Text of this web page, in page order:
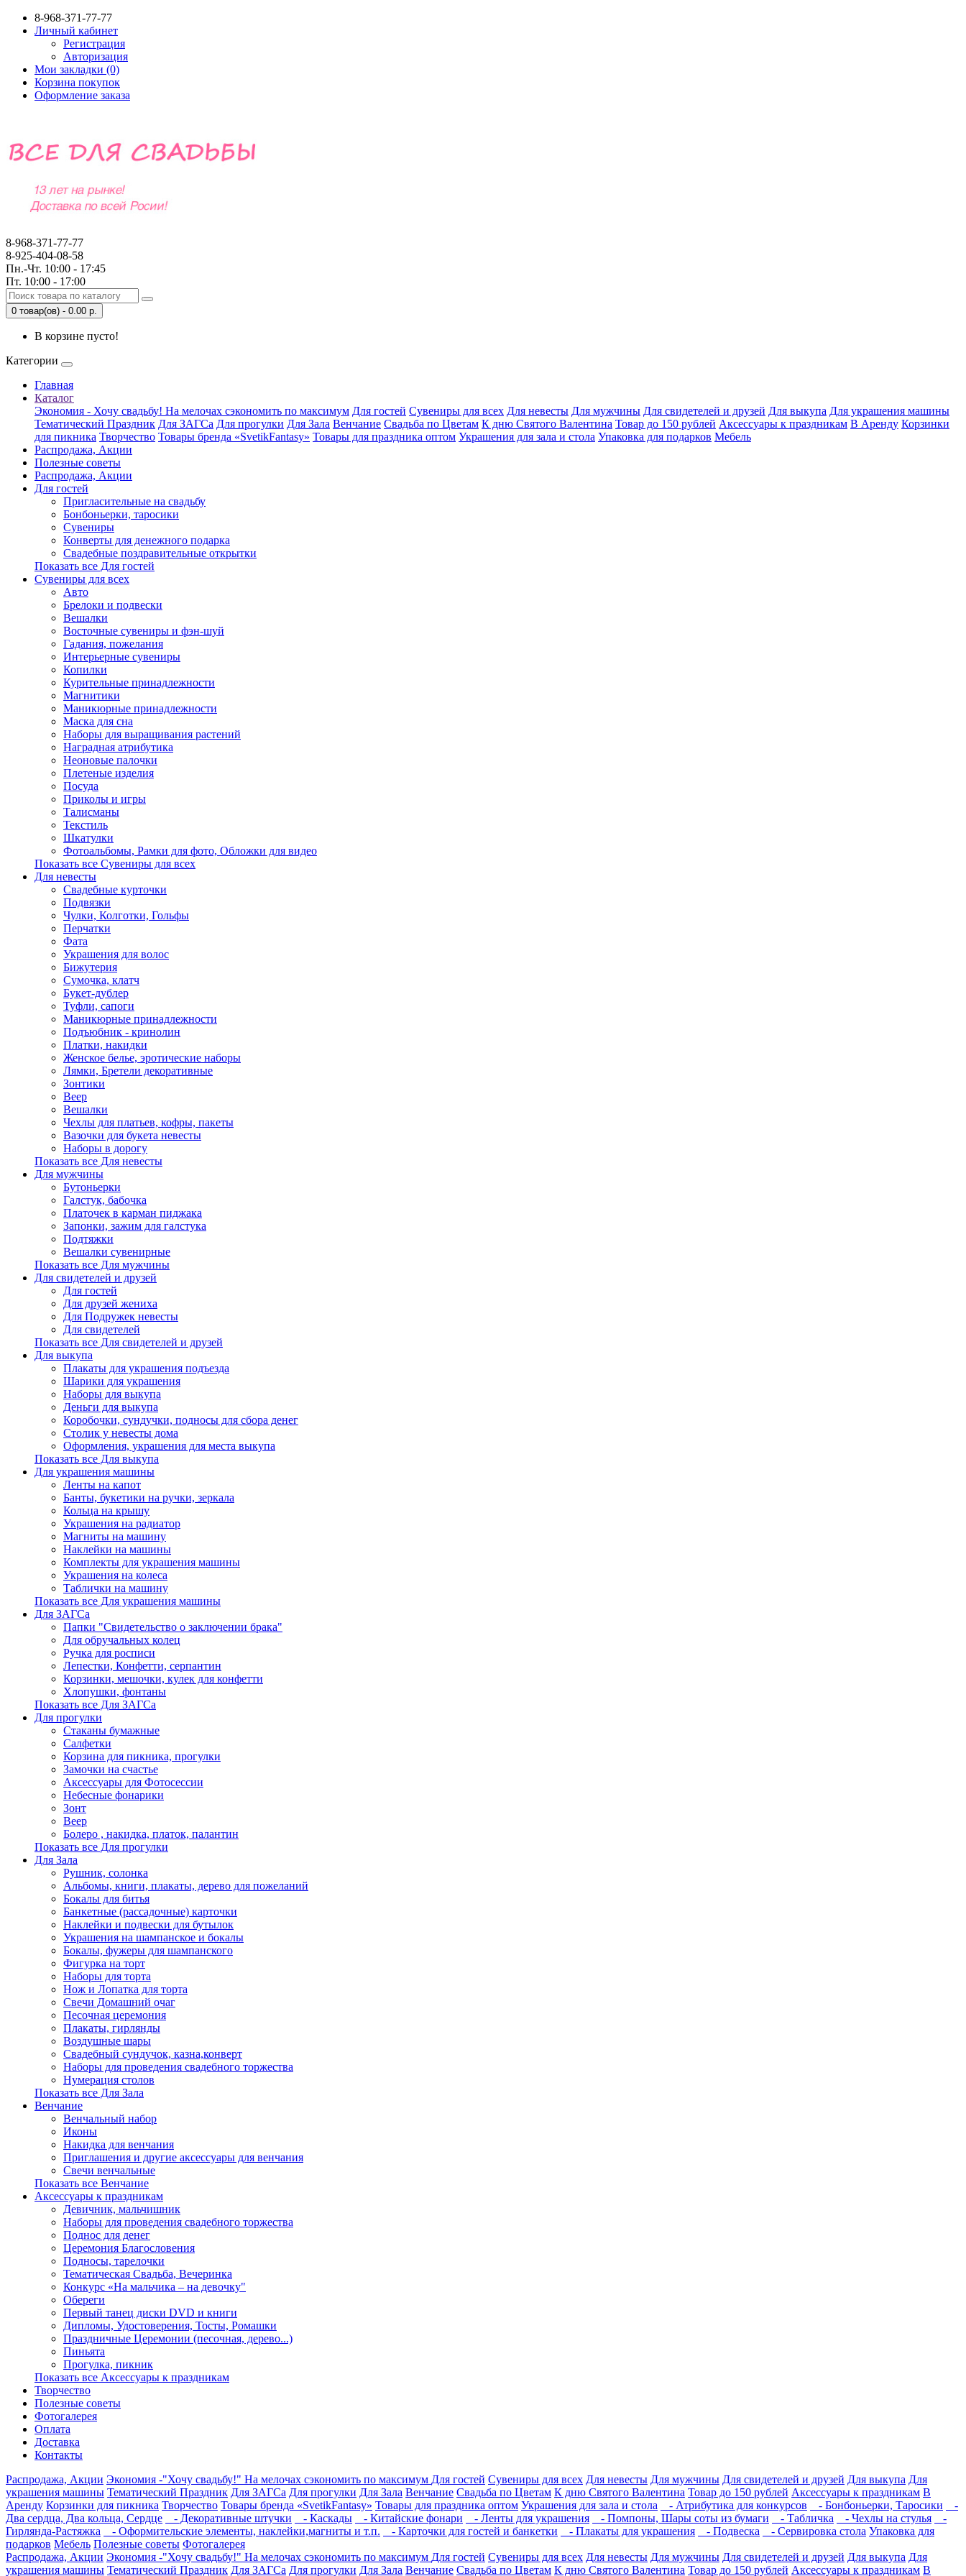
8-968-371-77-77
Личный кабинет
Регистрация
Авторизация
Мои закладки (0)
Корзина покупок
Оформление заказа
8-968-371-77-77
8-925-404-08-58
Пн.-Чт. 10:00 - 17:45
Пт. 10:00 - 17:00
0 товар(ов) - 0.00 р.
В корзине пусто!
Категории
Главная
Каталог
Экономия - Хочу свадьбу! На мелочах сэкономить по максимум Для гостей Сувениры для всех Для невесты Для мужчины Для свидетелей и друзей Для выкупа Для украшения машины
Тематический Праздник Для ЗАГСа Для прогулки Для Зала Венчание Свадьба по Цветам К дню Святого Валентина Товар до 150 рублей Аксессуары к праздникам В Аренду Корзинки
для пикника Творчество Товары бренда «SvetikFantasy» Товары для праздника оптом Украшения для зала и стола Упаковка для подарков Мебель
Распродажа, Акции
Полезные советы
Распродажа, Акции
Для гостей
Пригласительные на свадьбу
Бонбоньерки, таросики
Сувениры
Конверты для денежного подарка
Свадебные поздравительные открытки
Показать все Для гостей
Сувениры для всех
Авто
Брелоки и подвески
Вешалки
Восточные сувениры и фэн-шуй
Гадания, пожелания
Интерьерные сувениры
Копилки
Курительные принадлежности
Магнитики
Маникюрные принадлежности
Маска для сна
Наборы для выращивания растений
Наградная атрибутика
Неоновые палочки
Плетеные изделия
Посуда
Приколы и игры
Талисманы
Текстиль
Шкатулки
Фотоальбомы, Рамки для фото, Обложки для видео
Показать все Сувениры для всех
Для невесты
Свадебные курточки
Подвязки
Чулки, Колготки, Гольфы
Перчатки
Фата
Украшения для волос
Бижутерия
Сумочка, клатч
Букет-дублер
Туфли, сапоги
Маникюрные принадлежности
Подъюбник - кринолин
Платки, накидки
Женское белье, эротические наборы
Лямки, Бретели декоративные
Зонтики
Веер
Вешалки
Чехлы для платьев, кофры, пакеты
Вазочки для букета невесты
Наборы в дорогу
Показать все Для невесты
Для мужчины
Бутоньерки
Галстук, бабочка
Платочек в карман пиджака
Запонки, зажим для галстука
Подтяжки
Вешалки сувенирные
Показать все Для мужчины
Для свидетелей и друзей
Для гостей
Для друзей жениха
Для Подружек невесты
Для свидетелей
Показать все Для свидетелей и друзей
Для выкупа
Плакаты для украшения подъезда
Шарики для украшения
Наборы для выкупа
Деньги для выкупа
Коробочки, сундучки, подносы для сбора денег
Столик у невесты дома
Оформления, украшения для места выкупа
Показать все Для выкупа
Для украшения машины
Ленты на капот
Банты, букетики на ручки, зеркала
Кольца на крышу
Украшения на радиатор
Магниты на машину
Наклейки на машины
Комплекты для украшения машины
Украшения на колеса
Таблички на машину
Показать все Для украшения машины
Для ЗАГСа
Папки "Свидетельство о заключении брака"
Для обручальных колец
Ручка для росписи
Лепестки, Конфетти, серпантин
Корзинки, мешочки, кулек для конфетти
Хлопушки, фонтаны
Показать все Для ЗАГСа
Для прогулки
Стаканы бумажные
Салфетки
Корзина для пикника, прогулки
Замочки на счастье
Аксессуары для Фотосессии
Небесные фонарики
Зонт
Веер
Болеро , накидка, платок, палантин
Показать все Для прогулки
Для Зала
Рушник, солонка
Альбомы, книги, плакаты, дерево для пожеланий
Бокалы для битья
Банкетные (рассадочные) карточки
Наклейки и подвески для бутылок
Украшения на шампанское и бокалы
Бокалы, фужеры для шампанского
Фигурка на торт
Наборы для торта
Нож и Лопатка для торта
Свечи Домашний очаг
Песочная церемония
Плакаты, гирлянды
Воздушные шары
Свадебный сундучок, казна,конверт
Наборы для проведения свадебного торжества
Нумерация столов
Показать все Для Зала
Венчание
Венчальный набор
Иконы
Накидка для венчания
Приглашения и другие аксессуары для венчания
Свечи венчальные
Показать все Венчание
Аксессуары к праздникам
Девичник, мальчишник
Наборы для проведения свадебного торжества
Поднос для денег
Церемония Благословения
Подносы, тарелочки
Тематическая Свадьба, Вечеринка
Конкурс «На мальчика – на девочку"
Обереги
Первый танец диски DVD и книги
Дипломы, Удостоверения, Тосты, Ромашки
Праздничные Церемонии (песочная, дерево...)
Пиньята
Прогулка, пикник
Показать все Аксессуары к праздникам
Творчество
Полезные советы
Фотогалерея
Оплата
Доставка
Контакты
Распродажа, Акции Экономия -"Хочу свадьбу!" На мелочах сэкономить по максимум Для гостей Сувениры для всех Для невесты Для мужчины Для свидетелей и друзей Для выкупа Для
украшения машины Тематический Праздник Для ЗАГСа Для прогулки Для Зала Венчание Свадьба по Цветам К дню Святого Валентина Товар до 150 рублей Аксессуары к праздникам В
Аренду Корзинки для пикника Творчество Товары бренда «SvetikFantasy» Товары для праздника оптом Украшения для зала и стола - Атрибутика для конкурсов - Бонбоньерки, Таросики
-
Два сердца, Два кольца, Сердце
- Декоративные штучки - Каскады - Китайские фонари - Ленты для украшения - Помпоны, Шары соты из бумаги - Табличка - Чехлы на стулья
-
Гирлянда-Растяжка
- Оформительские элементы, наклейки,магниты и т.п. - Карточки для гостей и банкетки - Плакаты для украшения - Подвеска - Сервировка стола Упаковка для
подарков Мебель Полезные советы Фотогалерея
Распродажа, Акции Экономия -"Хочу свадьбу!" На мелочах сэкономить по максимум Для гостей Сувениры для всех Для невесты Для мужчины Для свидетелей и друзей Для выкупа Для
украшения машины Тематический Праздник Для ЗАГСа Для прогулки Для Зала Венчание Свадьба по Цветам К дню Святого Валентина Товар до 150 рублей Аксессуары к праздникам В